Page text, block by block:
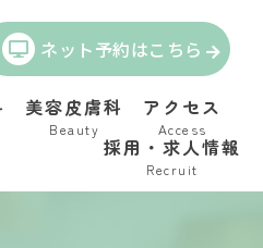
ネット予約はこちら
美容皮膚科
Beauty
アクセス
Access
採用・求人情報
Recruit